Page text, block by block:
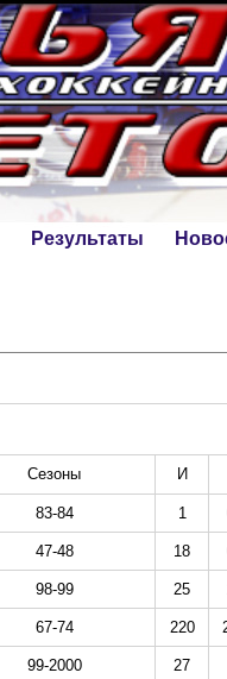
Результаты
Сезоны И
83-84 1
47-48 18
98-99 25
67-74 220
99-2000 27